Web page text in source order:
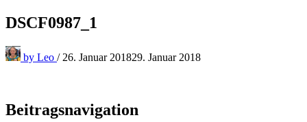
DSCF0987_1
by Leo / 26. Januar 201829. Januar 2018
Beitragsnavigation